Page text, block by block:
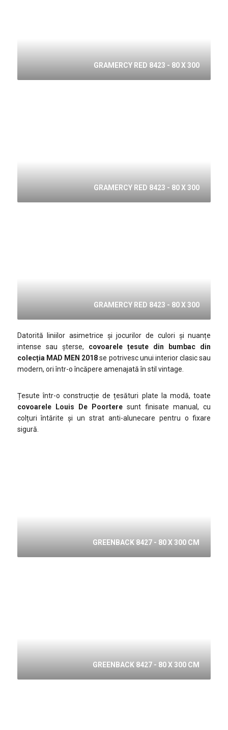
GRAMERCY RED 8423 - 80 X 300
GRAMERCY RED 8423 - 80 X 300
GRAMERCY RED 8423 - 80 X 300
Datorită liniilor asimetrice și jocurilor de culori și nuanțe
intense sau șterse, covoarele țesute din bumbac din
colecția MAD MEN 2018se potrivesc unui interior clasic sau
modern, ori într-o încăpere amenajată în stil vintage.
Țesute într-o construcție de țesături plate la modă, toate
covoarele Louis De Poorteresunt finisate manual, cu
colțuri întărite și un strat anti-alunecare pentru o fixare
sigură.
GREENBACK 8427 - 80 X 300 CM
GREENBACK 8427 - 80 X 300 CM